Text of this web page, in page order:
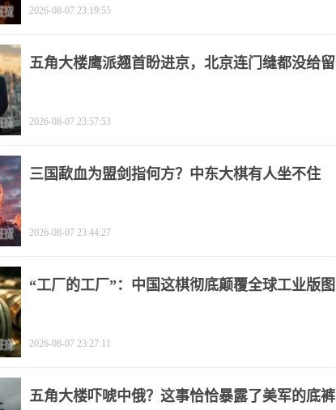
2026-08-07 23:19:55
五角大楼鹰派翘首盼进京，北京连门缝都没给留
2026-08-07 23:57:53
三国歃血为盟剑指何方？中东大棋有人坐不住
2026-08-07 23:44:27
“工厂的工厂”：中国这棋彻底颠覆全球工业版图
2026-08-07 23:27:11
五角大楼吓唬中俄？这事恰恰暴露了美军的底裤